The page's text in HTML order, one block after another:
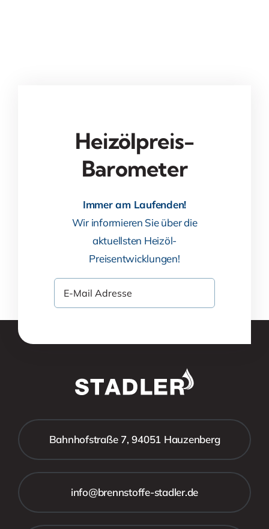
Heizölpreis-
Barometer
Immer am Laufenden!
Wir informieren Sie über die
aktuellsten Heizöl-
Preisentwicklungen!
Bahnhofstraße 7, 94051 Hauzenberg
info@brennstoffe-stadler.de